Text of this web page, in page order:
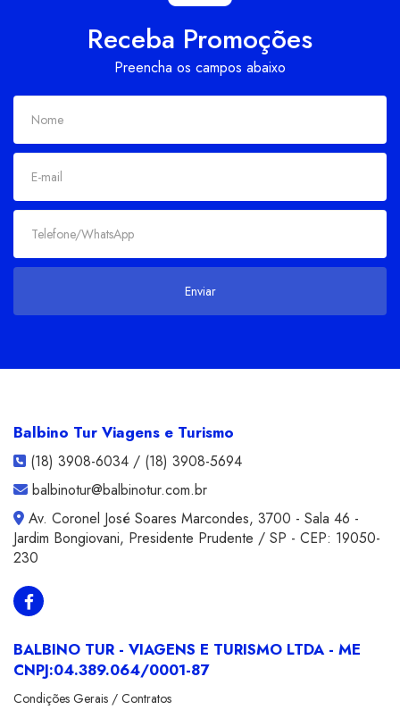
Receba Promoções
Preencha os campos abaixo
Balbino Tur Viagens e Turismo
(18) 3908-6034 / (18) 3908-5694
balbinotur@balbinotur.com.br
Av. Coronel José Soares Marcondes, 3700 - Sala 46 -
Jardim Bongiovani, Presidente Prudente / SP - CEP: 19050-
230
BALBINO TUR - VIAGENS E TURISMO LTDA - ME
CNPJ:04.389.064/0001-87
Condições Gerais / Contratos